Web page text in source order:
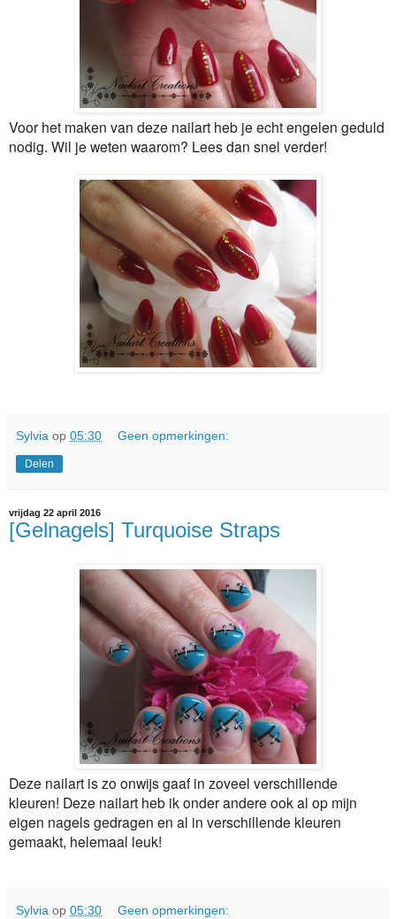
Voor het maken van deze nailart heb je echt engelen geduld
nodig. Wil je weten waarom? Lees dan snel verder!
Sylvia op 05:30 Geen opmerkingen:
Delen
vrijdag 22 april 2016
[Gelnagels] Turquoise Straps
Deze nailart is zo onwijs gaaf in zoveel verschillende
kleuren! Deze nailart heb ik onder andere ook al op mijn
eigen nagels gedragen en al in verschillende kleuren
gemaakt, helemaal leuk!
Sylvia op 05:30 Geen opmerkingen: